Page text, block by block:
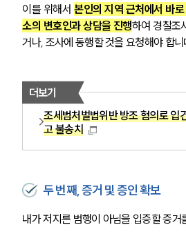
이를 위해서 본인의 지역 근처에서 바
소의 변호인과 상담을 진행하여 경찰조
거나, 조사에 동행할 것을 요청해야 합니
더보기
조세범처벌법위반 방조 혐의로 입
고 불송치
두 번째, 증거 및 증인 확보
내가 저지른 범행이 아님을 입증할 증거